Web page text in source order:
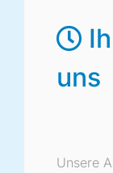
uns
Unsere